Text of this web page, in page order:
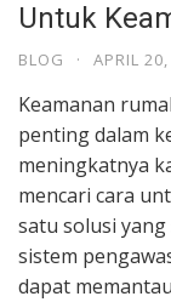
Untuk
BLOG · APRIL
Keamanan
penting dalam
meningkatnya
mencari cara
satu solusi
sistem
dapat